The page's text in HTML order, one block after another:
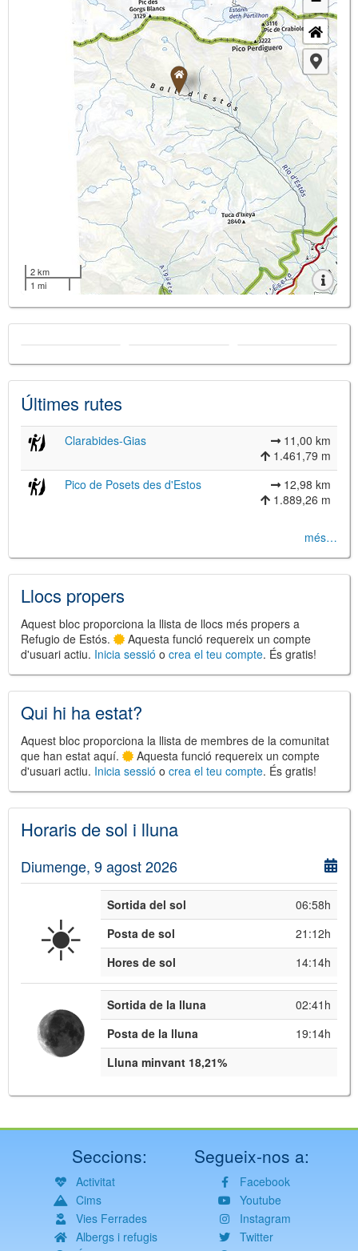
2 km
1 mi
JS library for interactive maps
©OpenStreetMap,OpenTopoMap
and its contributors ( CC BY-SH 4.0)
Institut Cartogràfic i Geològic de
Catalunya (CC BY-SH 4.0)
Últimes rutes
Clarabides-Gias
11,00 km
1.461,79 m
Pico de Posets des d'Estos
12,98 km
1.889,26 m
més…
Llocs propers
Aquest bloc proporciona la llista de llocs més propers a
Refugio de Estós.
Aquesta funció requereix un compte
d'usuari actiu. Inicia sessió o crea el teu compte. És gratis!
Qui hi ha estat?
Aquest bloc proporciona la llista de membres de la comunitat
que han estat aquí.
Aquesta funció requereix un compte
d'usuari actiu. Inicia sessió o crea el teu compte. És gratis!
Horaris de sol i lluna
Diumenge, 9 agost 2026
☀️ Sortida del sol
06:58h
Posta de sol
21:12h
Hores de sol
14:14h
Sortida de la lluna
02:41h
Posta de la lluna
19:14h
Lluna minvant 18,21%
Seccions:
Activitat
Cims
Vies Ferrades
Albergs i refugis
Segueix-nos a:
Facebook
Youtube
Instagram
Twitter